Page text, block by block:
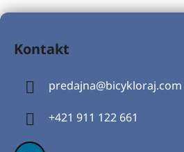
Z
Kontakt
predajna@bicykloraj.com
+421 911 122 661